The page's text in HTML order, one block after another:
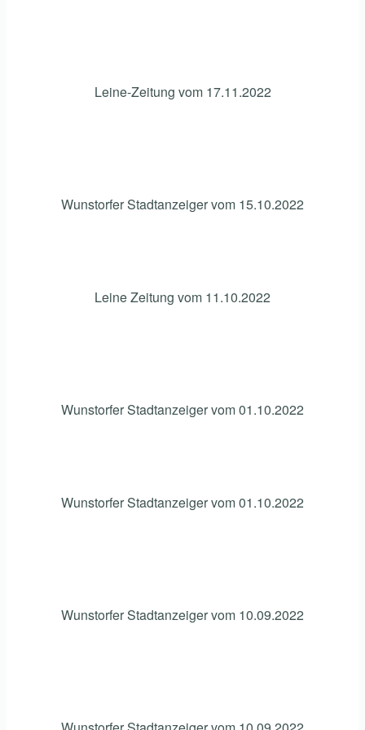
Leine-Zeitung vom 17.11.2022
Wunstorfer Stadtanzeiger vom 15.10.2022
Leine Zeitung vom 11.10.2022
Wunstorfer Stadtanzeiger vom 01.10.2022
Wunstorfer Stadtanzeiger vom 01.10.2022
Wunstorfer Stadtanzeiger vom 10.09.2022